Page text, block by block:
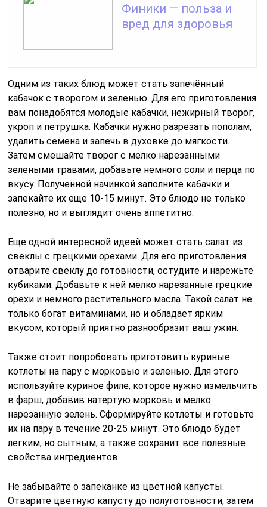
Финики — польза и
вред для здоровья
Одним из таких блюд может стать запечённый
кабачок с творогом и зеленью. Для его приготовления
вам понадобятся молодые кабачки, нежирный творог,
укроп и петрушка. Кабачки нужно разрезать пополам,
удалить семена и запечь в духовке до мягкости.
Затем смешайте творог с мелко нарезанными
зелеными травами, добавьте немного соли и перца по
вкусу. Полученной начинкой заполните кабачки и
запекайте их еще 10-15 минут. Это блюдо не только
полезно, но и выглядит очень аппетитно.
Еще одной интересной идеей может стать салат из
свеклы с грецкими орехами. Для его приготовления
отварите свеклу до готовности, остудите и нарежьте
кубиками. Добавьте к ней мелко нарезанные грецкие
орехи и немного растительного масла. Такой салат не
только богат витаминами, но и обладает ярким
вкусом, который приятно разнообразит ваш ужин.
Также стоит попробовать приготовить куриные
котлеты на пару с морковью и зеленью. Для этого
используйте куриное филе, которое нужно измельчить
в фарш, добавив натертую морковь и мелко
нарезанную зелень. Сформируйте котлеты и готовьте
их на пару в течение 20-25 минут. Это блюдо будет
легким, но сытным, а также сохранит все полезные
свойства ингредиентов.
Не забывайте о запеканке из цветной капусты.
Отварите цветную капусту до полуготовности, затем